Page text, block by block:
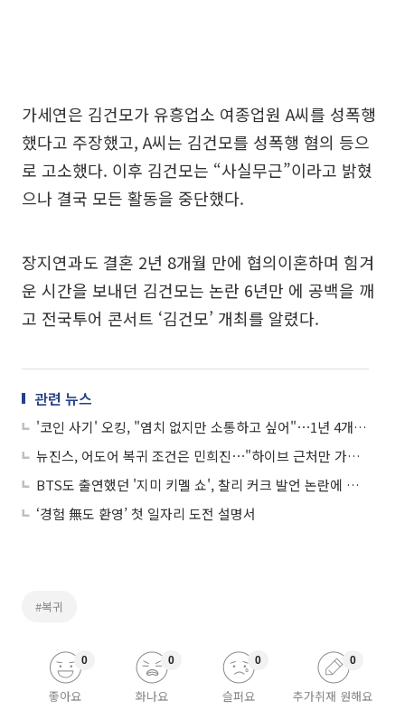
가세연은 김건모가 유흥업소 여종업원 A씨를 성폭행
했다고 주장했고, A씨는 김건모를 성폭행 혐의 등으
로 고소했다. 이후 김건모는 “사실무근”이라고 밝혔
으나 결국 모든 활동을 중단했다.
장지연과도 결혼 2년 8개월 만에 협의이혼하며 힘겨
운 시간을 보내던 김건모는 논란 6년만 에 공백을 깨
고 전국투어 콘서트 ‘김건모’ 개최를 알렸다.
관련 뉴스
'코인 사기' 오킹, "염치 없지만 소통하고 싶어"⋯1년 4개월만에 유튜브 복귀
뉴진스, 어도어 복귀 조건은 민희진⋯"하이브 근처만 가도 심장 뛰어"
BTS도 출연했던 '지미 키멜 쇼', 찰리 커크 발언 논란에 무기한 중단
‘경험 無도 환영’ 첫 일자리 도전 설명서
#복귀
좋아요
0
화나요
0
슬퍼요
0
추가취재 원해요
0